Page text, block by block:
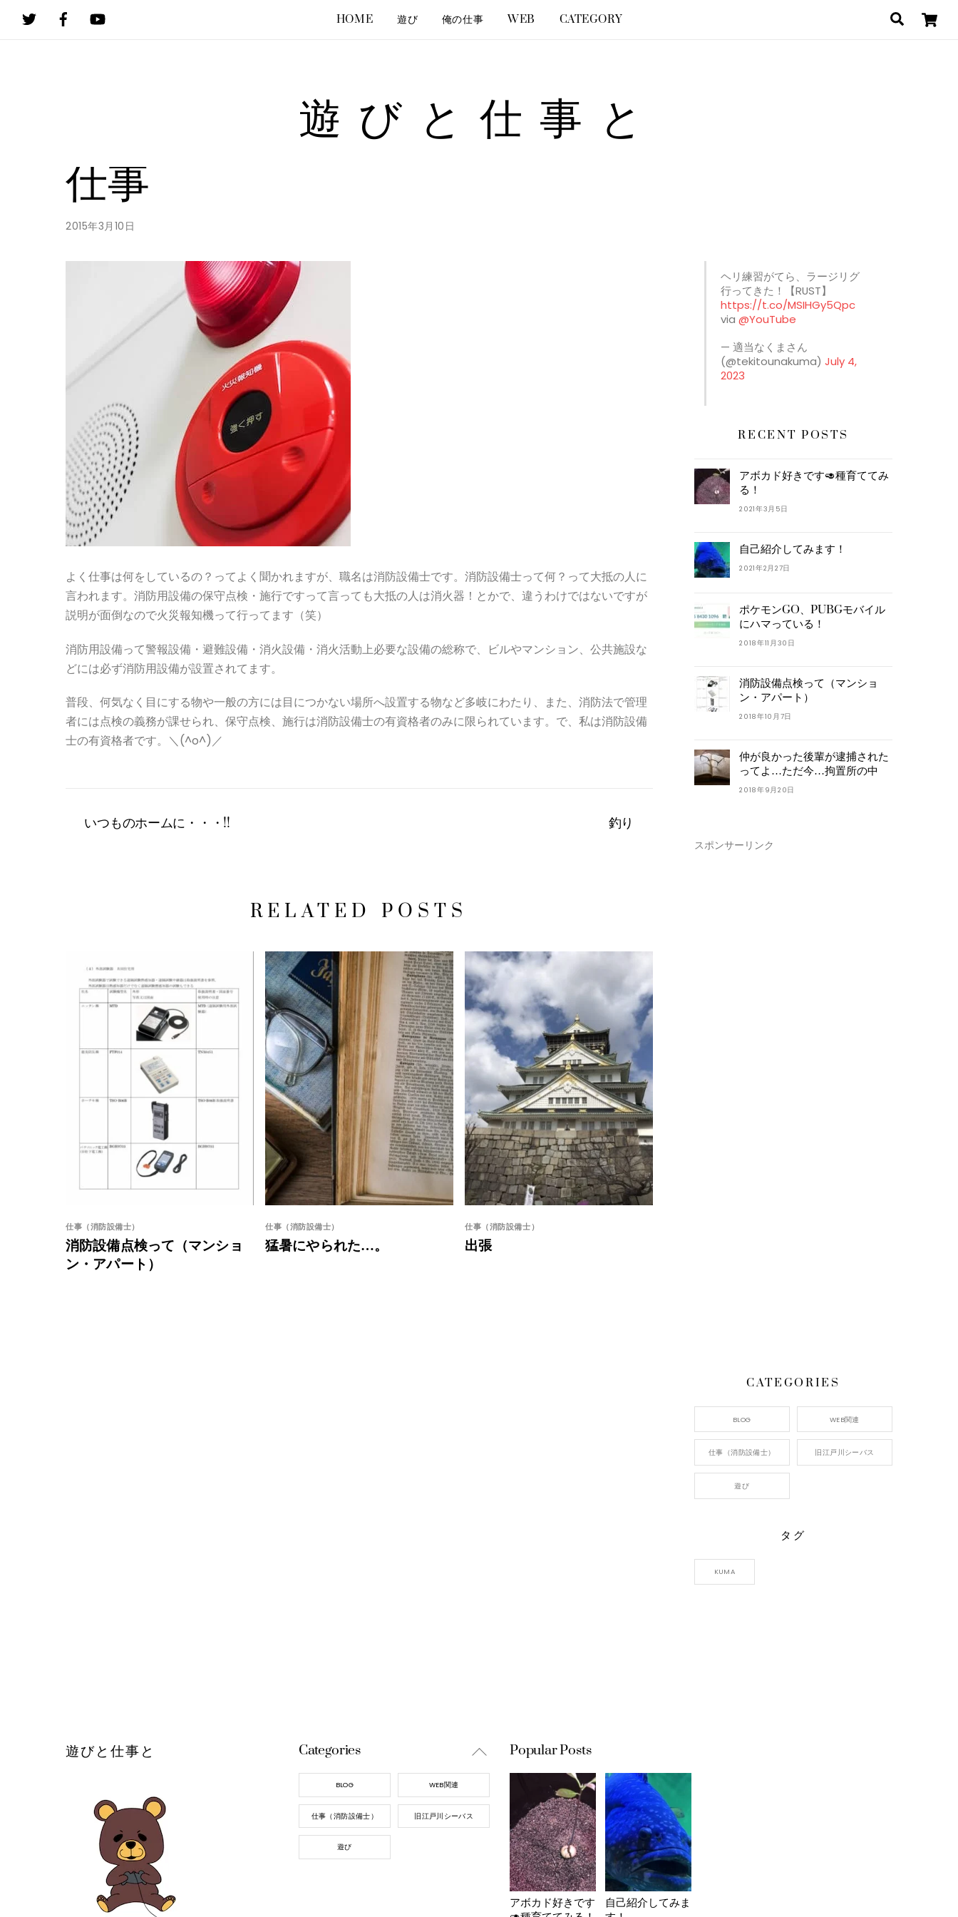
遊びと仕事と
Search
HOME 遊び 俺の仕事 WEB CATEGORY
2015年3月10日
仕事
よく仕事は何をしているの？ってよく聞かれますが、職名は消防設備士です。消防設備士って何？って大抵の人に
言われます。消防用設備の保守点検・施行ですって言っても大抵の人は消火器！とかで、違うわけではないですが
説明が面倒なので火災報知機って行ってます（笑）
消防用設備って警報設備・避難設備・消火設備・消火活動上必要な設備の総称で、ビルやマンション、公共施設な
どには必ず消防用設備が設置されてます。
普段、何気なく目にする物や一般の方には目につかない場所へ設置する物など多岐にわたり、また、消防法で管理
者には点検の義務が課せられ、保守点検、施行は消防設備士の有資格者のみに限られています。で、私は消防設備
士の有資格者です。＼(^o^)／
いつものホームに・・・!! 釣り
RELATED POSTS
仕事（消防設備士）
消防設備点検って（マンショ
ン・アパート）
仕事（消防設備士）
猛暑にやられた…。
仕事（消防設備士）
出張
ヘリ練習がてら、ラージリグ
行ってきた！【RUST】
https://t.co/MSIHGy5Qpc
via@YouTube
— 適当なくまさん
(@tekitounakuma)July 4,
2023
RECENT POSTS
アボカド好きです🥑種育ててみ
る！
2021年3月5日
自己紹介してみます！
2021年2月27日
ポケモンGO、PUBGモバイル
にハマっている！
2018年11月30日
消防設備点検って（マンショ
ン・アパート）
2018年10月7日
仲が良かった後輩が逮捕された
ってよ…ただ今…拘置所の中
2018年9月20日
スポンサーリンク
CATEGORIES
BLOG WEB関連
仕事（消防設備士） 旧江戸川シーバス
遊び
タグ
KUMA
Back
遊びと仕事と Categories
BLOG WEB関連
仕事（消防設備士） 旧江戸川シーバス
遊び
Popular Posts
アボカド好きです
自己紹介してみま